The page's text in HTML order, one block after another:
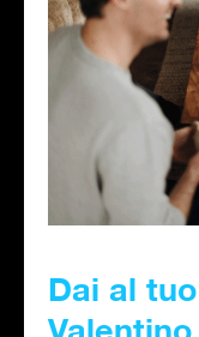
Dai al